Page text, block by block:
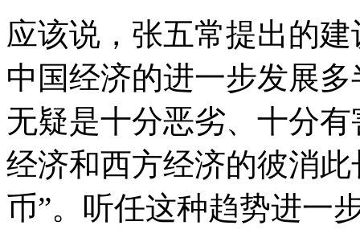
应该说，张五常提出的
中国经济的进一步发展
无疑是十分恶劣、十分
经济和西方经济的彼消
币”。听任这种趋势进一